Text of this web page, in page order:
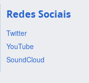
Redes Sociais
Twitter
YouTube
SoundCloud